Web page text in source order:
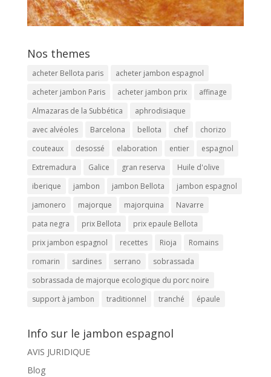
Nos themes
acheter Bellota paris
acheter jambon espagnol
acheter jambon Paris
acheter jambon prix
affinage
Almazaras de la Subbética
aphrodisiaque
avec alvéoles
Barcelona bellota chef
chorizo
couteaux
desossé elaboration entier
espagnol
Extremadura
Galice gran reserva
Huile d'olive
iberique
jambon jambon Bellota
jambon espagnol
jamonero
majorque majorquina
Navarre
pata negra
prix Bellota
prix epaule Bellota
prix jambon espagnol
recettes Rioja
Romains
romarin
sardines serrano
sobrassada
sobrassada de majorque ecologique du porc noire
support à jambon
traditionnel tranché épaule
Info sur le jambon espagnol
AVIS JURIDIQUE
Blog